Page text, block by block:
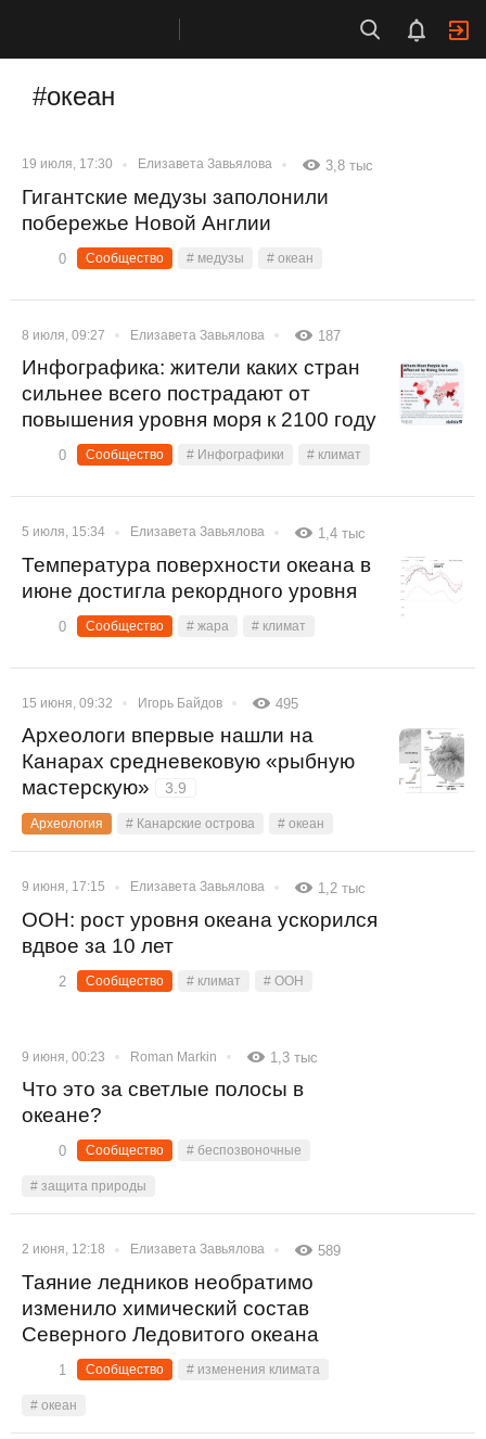
#океан
19 июля, 17:30 Елизавета Завьялова 3,8 тыс
Гигантские медузы заполонили
побережье Новой Англии
0 Сообщество # медузы # океан
8 июля, 09:27 Елизавета Завьялова 187
Инфографика: жители каких стран
сильнее всего пострадают от
повышения уровня моря к 2100 году
0 Сообщество # Инфографики # климат
5 июля, 15:34 Елизавета Завьялова 1,4 тыс
Температура поверхности океана в
июне достигла рекордного уровня
0 Сообщество # жара # климат
15 июня, 09:32 Игорь Байдов 495
Археологи впервые нашли на
Канарах средневековую «рыбную
мастерскую»
3.9
Археология # Канарские острова # океан
9 июня, 17:15 Елизавета Завьялова 1,2 тыс
ООН: рост уровня океана ускорился
вдвое за 10 лет
2 Сообщество # климат # ООН
9 июня, 00:23 Roman Markin 1,3 тыс
Что это за светлые полосы в
океане?
0 Сообщество # беспозвоночные
# защита природы
2 июня, 12:18 Елизавета Завьялова 589
Таяние ледников необратимо
изменило химический состав
Северного Ледовитого океана
1 Сообщество # изменения климата
# океан